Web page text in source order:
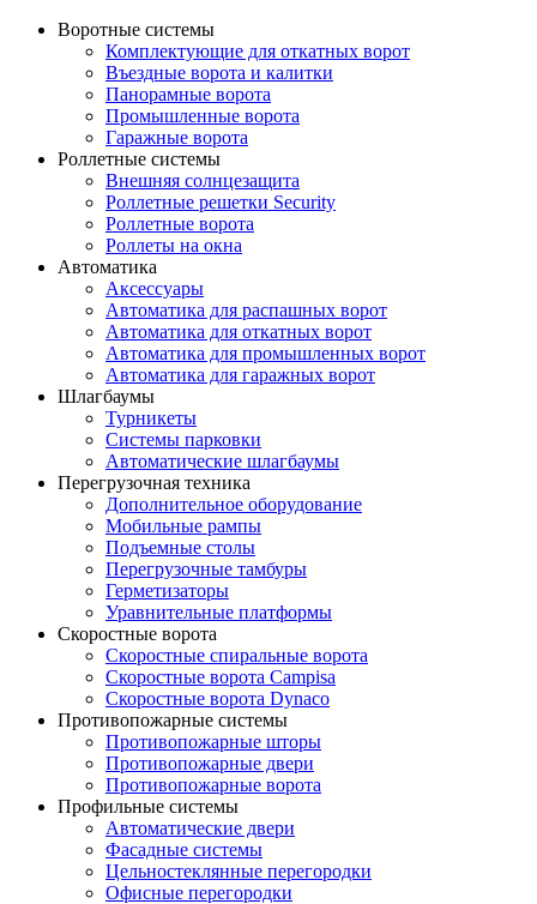
Воротные системы
Комплектующие для откатных ворот
Въездные ворота и калитки
Панорамные ворота
Промышленные ворота
Гаражные ворота
Роллетные системы
Внешняя солнцезащита
Роллетные решетки Security
Роллетные ворота
Роллеты на окна
Автоматика
Аксессуары
Автоматика для распашных ворот
Автоматика для откатных ворот
Автоматика для промышленных ворот
Автоматика для гаражных ворот
Шлагбаумы
Турникеты
Системы парковки
Автоматические шлагбаумы
Перегрузочная техника
Дополнительное оборудование
Мобильные рампы
Подъемные столы
Перегрузочные тамбуры
Герметизаторы
Уравнительные платформы
Скоростные ворота
Скоростные спиральные ворота
Скоростные ворота Campisa
Скоростные ворота Dynaco
Противопожарные системы
Противопожарные шторы
Противопожарные двери
Противопожарные ворота
Профильные системы
Автоматические двери
Фасадные системы
Цельностеклянные перегородки
Офисные перегородки